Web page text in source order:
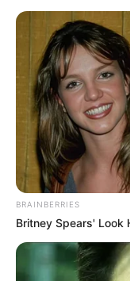
BRAINBERRIES
Britney Spears'